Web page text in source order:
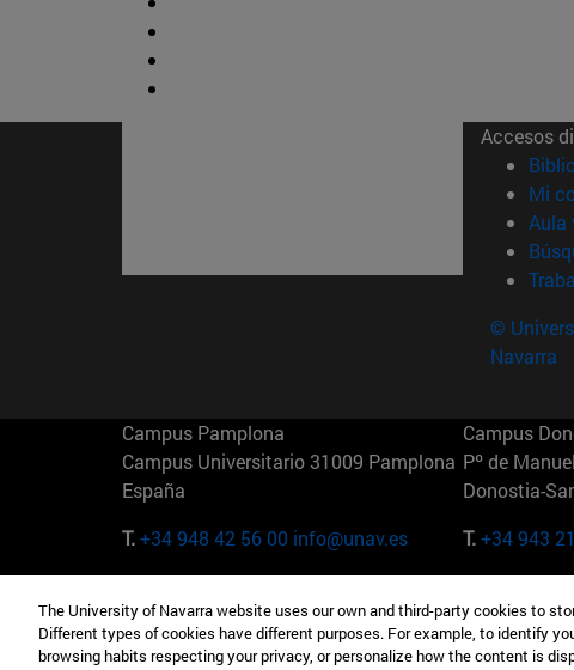
Accesos
Mi
Aula
©
Navarra
Campus Pamplona
Campus Universitario 31009 Pamplona
España
T.+34 948 42 56 00 info@unav.es
Campus
Pº de
Donostia-
T.+34 943
Camino del Cerro Águila 3 28023
Madrid España
165 W 57th
EE.UU
The University of Navarra website uses our own and third-party cookies to
Different types of cookies have different purposes. For example, to identify
browsing habits respecting your privacy, or personalize how the content is